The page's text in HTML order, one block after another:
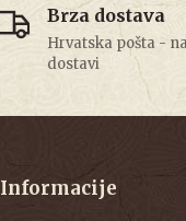
Brza dostava
Hrvatska pošta -
dostavi
Informacije